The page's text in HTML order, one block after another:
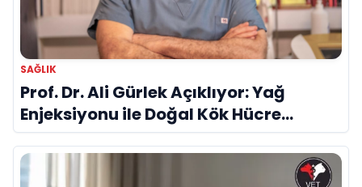
SAĞLIK
Prof. Dr. Ali Gürlek Açıklıyor: Yağ
Enjeksiyonu ile Doğal Kök Hücre
Tedavisi